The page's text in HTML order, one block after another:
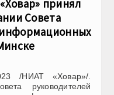
принял
Совета
/НИАТ «Ховар»/.
руководителей